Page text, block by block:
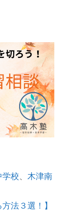
学校、木津南
法３選！】